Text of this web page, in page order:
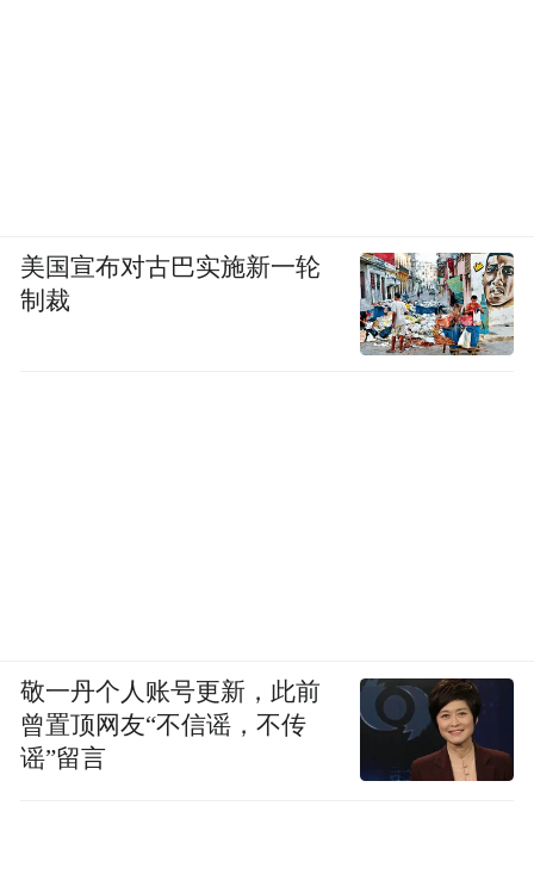
美国宣布对古巴实施新一轮
制裁
敬一丹个人账号更新，此前
曾置顶网友“不信谣，不传
谣”留言